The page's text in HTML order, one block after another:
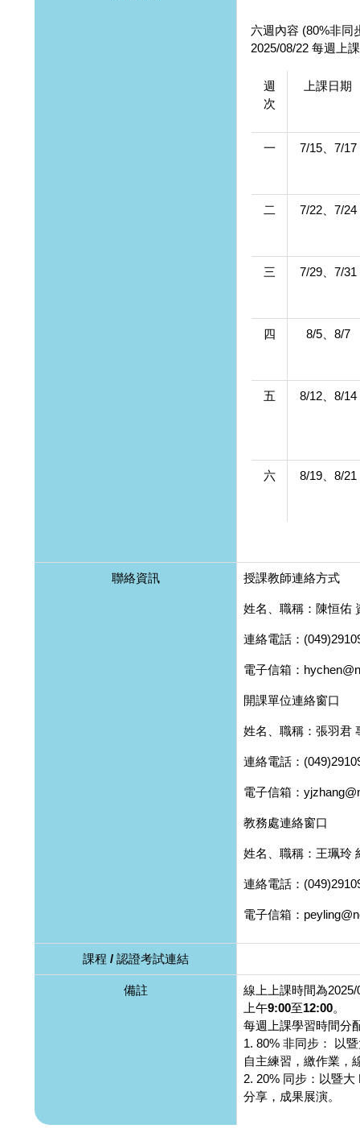
六週內容 (80%非同
2025/08/22 每週上
週
次
上課日期
一 7/15、7/17
二 7/22、7/24
三 7/29、7/31
四 8/5、8/7
五 8/12、8/14
六 8/19、8/21
聯絡資訊 授課教師連絡方式
姓名、職稱：陳恒佑
連絡電話：
電子信箱：
開課單位連絡窗口
姓名、職稱：張羽君
連絡電話：
電子信箱：
教務處連絡窗口
姓名、職稱：王珮玲
連絡電話：
電子信箱：
課程 / 認證考試連結
備註
線上上課時間為
上午9:00至12:00。
每週上課學習時間分
1. 80% 非同步： 以
自主練習，繳作業，
2. 20% 同步：以暨
分享，成果展演。